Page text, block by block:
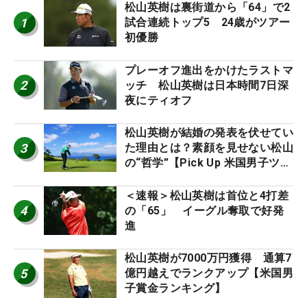
1
松山英樹は裏街道から「64」で2
試合連続トップ5 24歳がツアー
初優勝
2
プレーオフ進出をかけたラストマ
ッチ 松山英樹は日本時間7日深
夜にティオフ
3
松山英樹が結婚の発表を伏せてい
た理由とは？素顔を見せない松山
の“哲学”【Pick Up 米国男子ツア
4
＜速報＞松山英樹は首位と4打差
の「65」 イーグル奪取で好発
進
5
松山英樹が7000万円獲得 通算7
億円越えでランクアップ【米国男
子賞金ランキング】